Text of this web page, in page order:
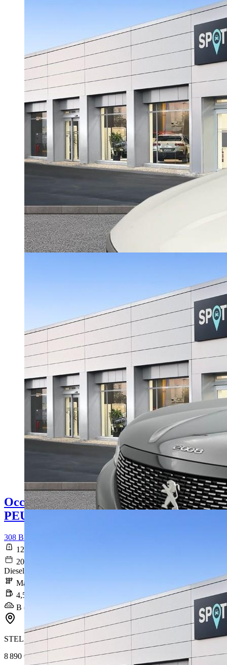
Occasion
PEUGEOT 308
308 BLUEHDI 100 S&S BVM6 PREMIUM PACK
123 009 km
2020-10-30
Diesel
Manuelle
4,5 l/100km
B (118 g/km)
STELLANTIS &YOU RONCQ
8 890 €